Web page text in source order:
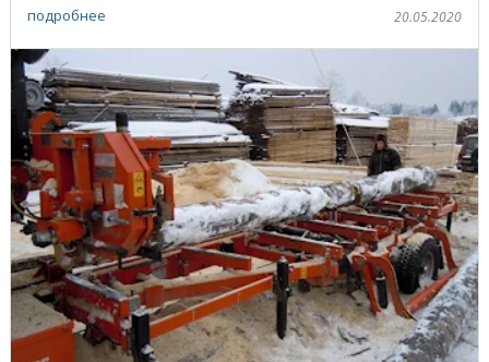
подробнее 20.05.2020